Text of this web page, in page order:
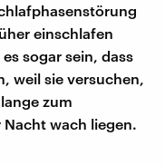
einschlafen
sogar sein, dass
weil sie versuchen,
zum
wach liegen.